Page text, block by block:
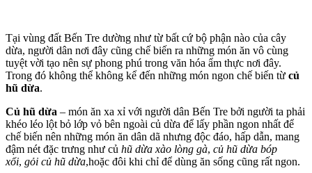
Tại vùng đất Bến Tre dường như từ bất cứ bộ phận nào của cây
dừa, người dân nơi đây cũng chế biến ra những món ăn vô cùng
tuyệt vời tạo nên sự phong phú trong văn hóa ẩm thực nơi đây.
Trong đó không thể không kể đến những món ngon chế biến từ củ
hũ dừa.
Củ hũ dừa – món ăn xa xỉ với người dân Bến Tre bởi người ta phải
khéo léo lột bỏ lớp vỏ bên ngoài củ dừa để lấy phần ngon nhất để
chế biến nên những món ăn dân dã nhưng độc đáo, hấp dẫn, mang
đậm nét đặc trưng như củ hũ dừa xào lòng gà, củ hũ dừa bóp
xổi, gỏi củ hũ dừa,hoặc đôi khi chỉ để dùng ăn sống cũng rất ngon.